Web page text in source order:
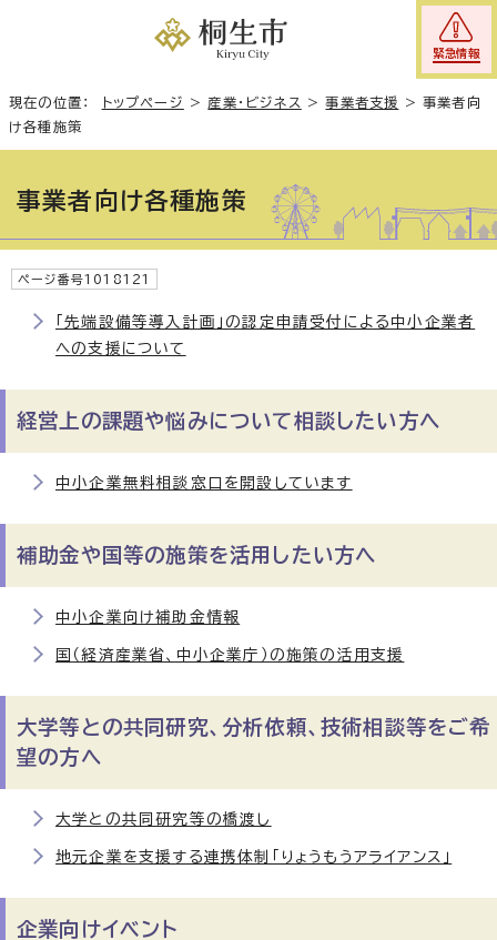
緊急情報
現在の位置： トップページ > 産業・ビジネス >事業者支援 >事業者向
け各種施策
事業者向け各種施策
ページ番号1018121
「先端設備等導入計画」の認定申請受付による中小企業者
への支援について
経営上の課題や悩みについて相談したい方へ
中小企業無料相談窓口を開設しています
補助金や国等の施策を活用したい方へ
中小企業向け補助金情報
国（経済産業省、中小企業庁）の施策の活用支援
大学等との共同研究、分析依頼、技術相談等をご希
望の方へ
大学との共同研究等の橋渡し
地元企業を支援する連携体制「りょうもうアライアンス」
企業向けイベント